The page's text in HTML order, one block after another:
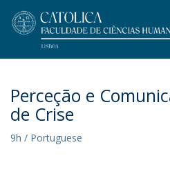
Perceção e
de Crise
9h / Portuguese